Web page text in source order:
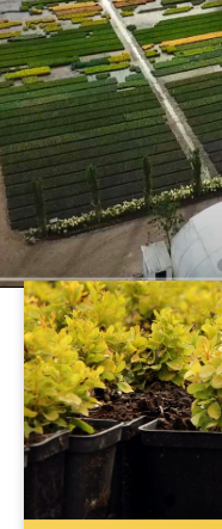
jest
o topowe